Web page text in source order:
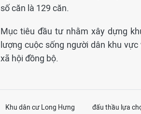
số căn là 129 căn.
Mục tiêu đầu tư nhằm xây dựng
lượng cuộc sống người dân khu
xã hội đồng bộ.
Khu dân cư Long Hưng đấu thầu lựa